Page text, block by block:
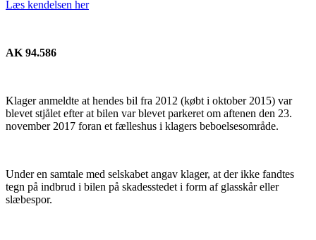
Læs kendelsen her
AK 94.586
Klager anmeldte at hendes bil fra 2012 (købt i oktober 2015) var
blevet stjålet efter at bilen var blevet parkeret om aftenen den 23.
november 2017 foran et fælleshus i klagers beboelsesområde.
Under en samtale med selskabet angav klager, at der ikke fandtes
tegn på indbrud i bilen på skadesstedet i form af glasskår eller
slæbespor.